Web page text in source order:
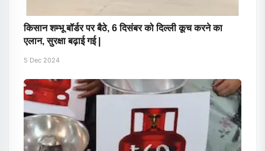
किसान शम्भू बॉर्डर पर बैठे, 6 दिसंबर को दिल्ली कूच करने का
एलान, सुरक्षा बढ़ाई गई |
5 Dec 2024